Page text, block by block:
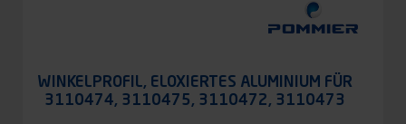
WINKELPROFIL, ELOXIERTES ALUMINIUM FÜR
3110474, 3110475, 3110472, 3110473